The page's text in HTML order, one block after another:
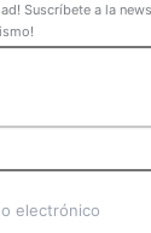
Suscríbete a la